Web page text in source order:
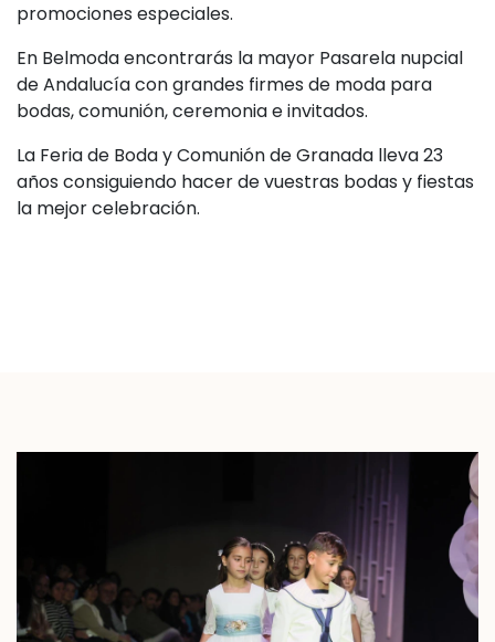
promociones especiales.
En Belmoda encontrarás la mayor Pasarela nupcial
de Andalucía con grandes firmes de moda para
bodas, comunión, ceremonia e invitados.
La Feria de Boda y Comunión de Granada lleva 23
años consiguiendo hacer de vuestras bodas y fiestas
la mejor celebración.